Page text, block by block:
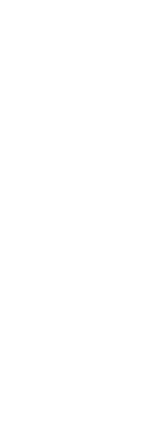
podemos mapear
para o cliente, fazer
A Miro é eficaz pois
do processo e a